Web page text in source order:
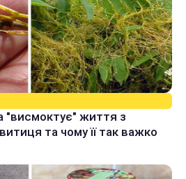
"висмоктує" життя з
та чому її так важко